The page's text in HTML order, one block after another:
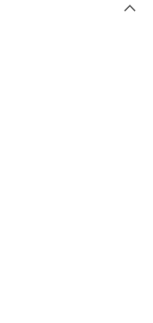
自動跳轉到大哥付的交易
截止日，確認付款後即完
未通過，訂單將自動取
付你分期系統評分，恕無
每月結算日後寄送繳費提
簡稱本公司）所提供，讓
由商店將買賣／分期付款
繳交帳款。
轉至「AFTEE先享後付」
結帳。
連結，可透過四大超商／
易完成。
您需要取消訂單，請聯絡
有效，需透過AFTEE先享